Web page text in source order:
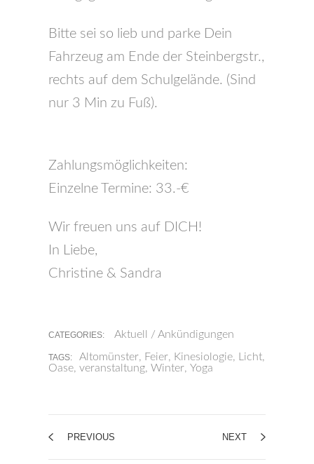
Bitte sei so lieb und parke Dein
Fahrzeug am Ende der Steinbergstr.,
rechts auf dem Schulgelände. (Sind
nur 3 Min zu Fuß).
Zahlungsmöglichkeiten:
Einzelne Termine: 33.-€
Wir freuen uns auf DICH!
In Liebe,
Christine & Sandra
CATEGORIES: Aktuell / Ankündigungen
TAGS: Altomünster, Feier, Kinesiologie, Licht,
Oase, veranstaltung, Winter, Yoga
PREVIOUS NEXT